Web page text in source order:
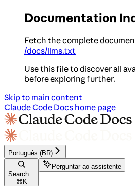
Documentation
Fetch the complete
/docs/llms.txt
Use this file to discover all
before exploring further.
Skip to main content
Claude Code Docs home page
Português (BR)
Search...
⌘ K
Perguntar ao assistente